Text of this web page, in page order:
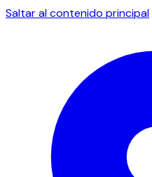
Saltar al contenido principal